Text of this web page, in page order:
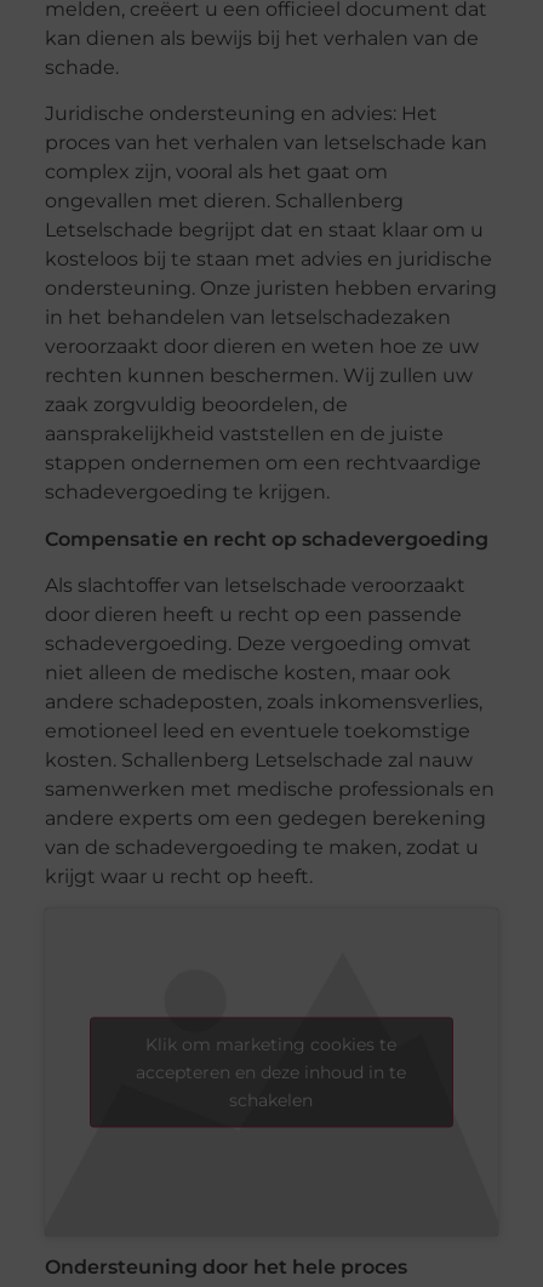
melden, creëert u een officieel document dat
kan dienen als bewijs bij het verhalen van de
schade.
Juridische ondersteuning en advies: Het
proces van het verhalen van letselschade kan
complex zijn, vooral als het gaat om
ongevallen met dieren. Schallenberg
Letselschade begrijpt dat en staat klaar om u
kosteloos bij te staan met advies en juridische
ondersteuning. Onze juristen hebben ervaring
in het behandelen van letselschadezaken
veroorzaakt door dieren en weten hoe ze uw
rechten kunnen beschermen. Wij zullen uw
zaak zorgvuldig beoordelen, de
aansprakelijkheid vaststellen en de juiste
stappen ondernemen om een rechtvaardige
schadevergoeding te krijgen.
Compensatie en recht op schadevergoeding
Als slachtoffer van letselschade veroorzaakt
door dieren heeft u recht op een passende
schadevergoeding. Deze vergoeding omvat
niet alleen de medische kosten, maar ook
andere schadeposten, zoals inkomensverlies,
emotioneel leed en eventuele toekomstige
kosten. Schallenberg Letselschade zal nauw
samenwerken met medische professionals en
andere experts om een gedegen berekening
van de schadevergoeding te maken, zodat u
krijgt waar u recht op heeft.
Klik om marketing cookies te
accepteren en deze inhoud in te
schakelen
Ondersteuning door het hele proces